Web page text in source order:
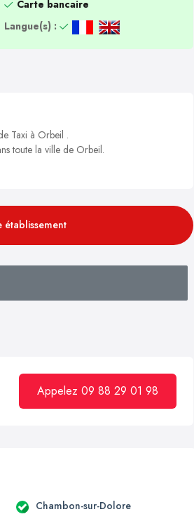
Carte bancaire
Langue(s) :
Taxi à Orbeil .
toute la ville de Orbeil.
établissement
Appelez 09 88 29 01 98
Chambon-sur-Dolore